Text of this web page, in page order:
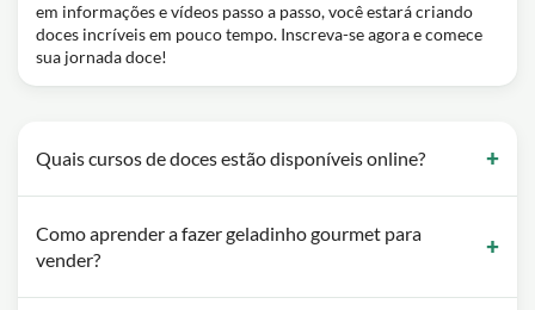
em informações e vídeos passo a passo, você estará criando
doces incríveis em pouco tempo. Inscreva-se agora e comece
sua jornada doce!
Quais cursos de doces estão disponíveis online?
Como aprender a fazer geladinho gourmet para
vender?